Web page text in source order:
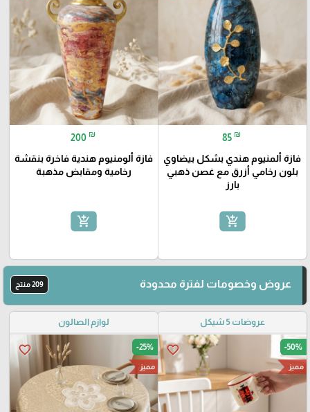
85 ₪
فازة ألمنيوم هندي بشكل بيضاوي
بلون رخامي أزرق مع غصن ذهبي
بارز
add_shopping_cart
200 ₪
فازة ألومنيوم هندية فاخرة بنقشة
رخامية ومقابض مذهبة
add_shopping_cart
عروض وخصومات لفترة محدودة 209 منتج
عروضات 5 شيكل
favorite_border -50%
مميز
لوازم الصالون
favorite_border -25%
مميز